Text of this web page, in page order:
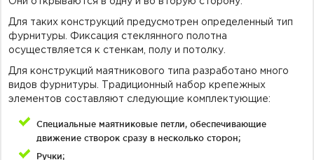
Для таких конструкций предусмотрен определенный тип
фурнитуры. Фиксация стеклянного полотна
осуществляется к стенкам, полу и потолку.
Для конструкций маятникового типа разработано много
видов фурнитуры. Традиционный набор крепежных
элементов составляют следующие комплектующие:
Специальные маятниковые петли, обеспечивающие
движение створок сразу в несколько сторон;
Ручки;